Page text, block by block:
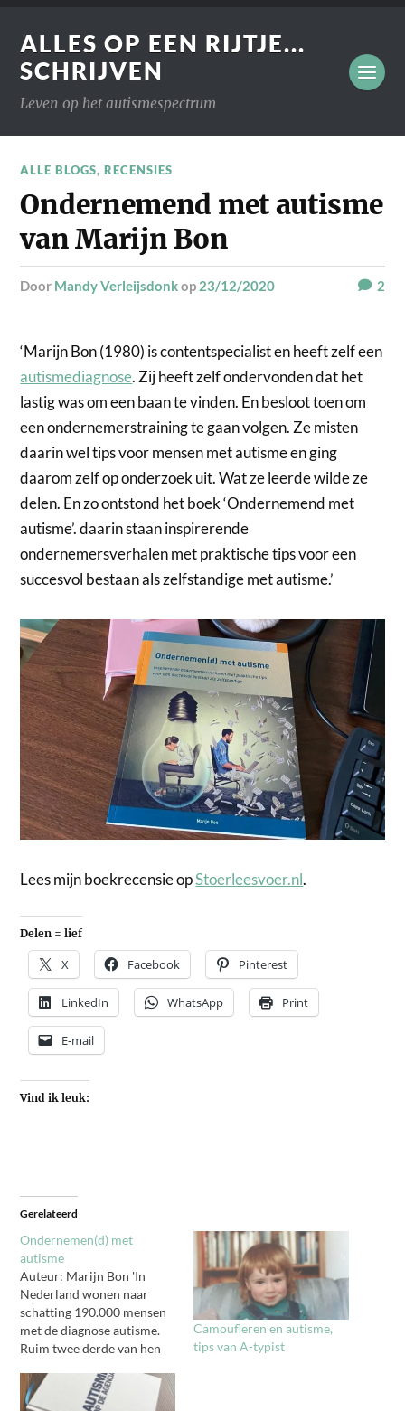
ALLES OP EEN RIJTJE...
SCHRIJVEN
Leven op het autismespectrum
ALLE BLOGS,RECENSIES
Ondernemend met autisme
van Marijn Bon
door Mandy Verleijsdonkop 23/12/2020 2
‘Marijn Bon (1980) is contentspecialist en heeft zelf een
autismediagnose. Zij heeft zelf ondervonden dat het
lastig was om een baan te vinden. En besloot toen om
een ondernemerstraining te gaan volgen. Ze misten
daarin wel tips voor mensen met autisme en ging
daarom zelf op onderzoek uit. Wat ze leerde wilde ze
delen. En zo ontstond het boek ‘Ondernemend met
autisme’. daarin staan inspirerende
ondernemersverhalen met praktische tips voor een
succesvol bestaan als zelfstandige met autisme.’
Lees mijn boekrecensie opStoerleesvoer.nl.
Delen = lief
X Facebook Pinterest
LinkedIn WhatsApp Print
E-mail
Vind ik leuk:
Gerelateerd
Ondernemen(d) met
autisme
Auteur: Marijn Bon 'In
Nederland wonen naar
schatting 190.000 mensen
met de diagnose autisme.
Ruim twee derde van hen
arbeidsproces. Zij hebben
vaak het stempel
Camoufleren en autisme,
tips van A-typist